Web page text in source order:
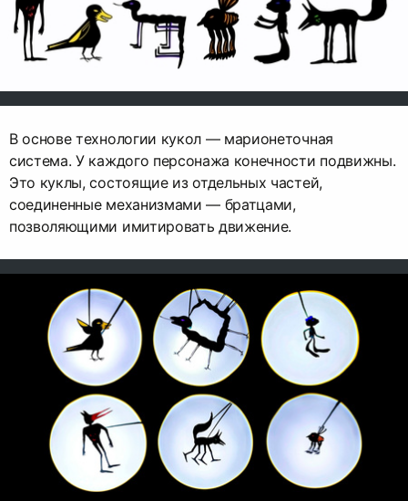
В основе технологии кукол — марионеточная
система. У каждого персонажа конечности подвижны.
Это куклы, состоящие из отдельных частей,
соединенные механизмами — братцами,
позволяющими имитировать движение.